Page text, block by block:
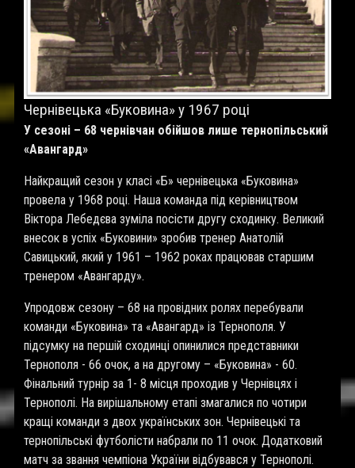
Чернівецька «Буковина» у 1967 році
У сезоні – 68 чернівчан обійшов лише тернопільський
«Авангард»
Найкращий сезон у класі «Б» чернівецька «Буковина»
провела у 1968 році. Наша команда під керівництвом
Віктора Лебедєва зуміла посісти другу сходинку. Великий
внесок в успіх «Буковини» зробив тренер Анатолій
Савицький, який у 1961 – 1962 роках працював старшим
тренером «Авангарду».
Упродовж сезону – 68 на провідних ролях перебували
команди «Буковина» та «Авангард» із Тернополя. У
підсумку на першій сходинці опинилися представники
Тернополя - 66 очок, а на другому – «Буковина» - 60.
Фінальний турнір за 1- 8 місця проходив у Чернівцях і
Тернополі. На вирішальному етапі змагалися по чотири
кращі команди з двох українських зон. Чернівецькі та
тернопільські футболісти набрали по 11 очок. Додатковий
матч за звання чемпіона України відбувався у Тернополі.